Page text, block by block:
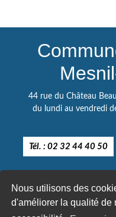
Nous utilisons des
d'améliorer la qualité de
44 rue du Château
du lundi au vendredi
Tél. : 02 32 44 40 50